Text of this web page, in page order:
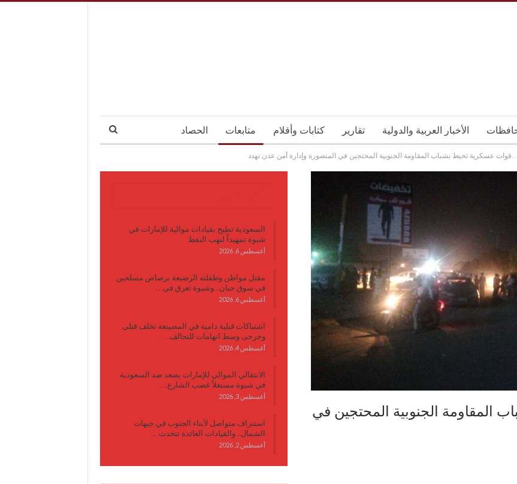
الأخبار العربية والدولية تقارير كتابات وأقلام متابعات الحصاد
عسكرية تحيط بشباب المقاومة الجنوبية المحتجين في المنصورة وإدارة أمن عدن تهدد
الجنوبية المحتجين في
السعودية تطيح بقيادات موالية للإمارات في
شبوة تمهيداً لنهب النفط
أغسطس 6, 2026
مقتل مواطن وطفلته الرضيعة برصاص مسلحين
في سوق حبان.. وشبوة تغرق في…
أغسطس 6, 2026
اشتباكات قبلية دامية في المصينعة تخلف قتلى
وجرحى وسط اتهامات للتحالف…
أغسطس 4, 2026
الانتقالي الموالي للإمارات يصعد ضد السعودية
في شبوة مستغلاً غضب الشارع…
أغسطس 3, 2026
استنزاف متواصل لأبناء الجنوب في جبهات
الشمال.. والقيادات العائدة تتحدث…
أغسطس 2, 2026